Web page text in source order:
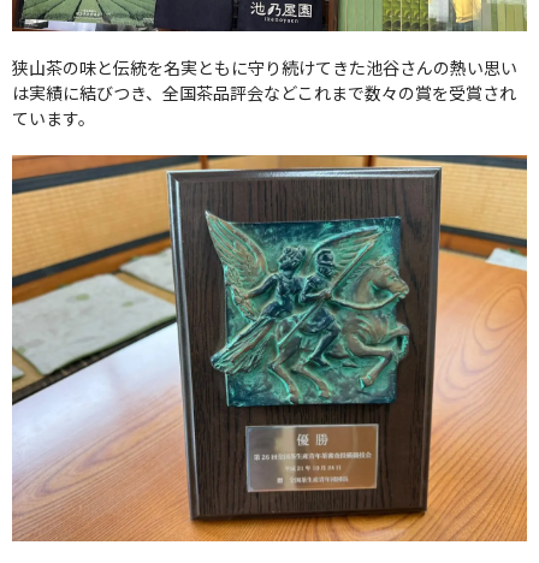
狭山茶の味と伝統を名実ともに守り続けてきた池谷さんの熱い思い
は実績に結びつき、全国茶品評会などこれまで数々の賞を受賞され
ています。